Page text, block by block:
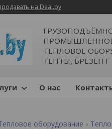
на Deal.by
ТЕПЛОВОЕ
ТЕНТЫ, БРЕЗЕНТ
О нас
оборудование